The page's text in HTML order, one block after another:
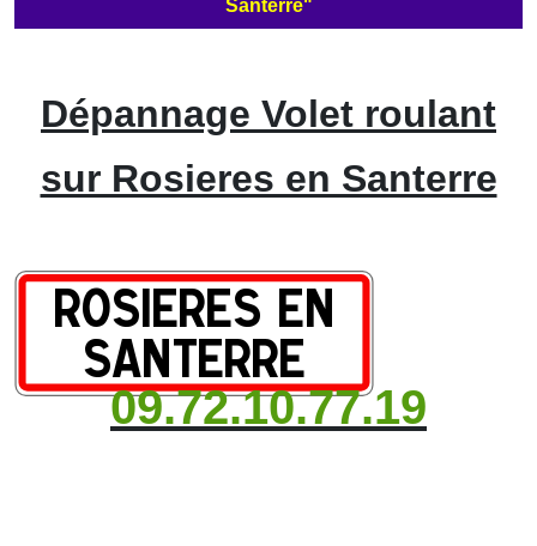
Santerre"
Dépannage Volet roulant
sur Rosieres en Santerre
09.72.10.77.19